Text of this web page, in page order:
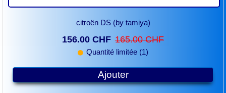
citroën DS (by tamiya)
156.00 CHF 165.00 CHF
Quantité limitée (1)
Ajouter